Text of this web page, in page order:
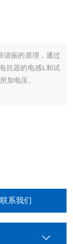
谐振的原理，通过
抗器的电感L和试
加电压。
联系我们